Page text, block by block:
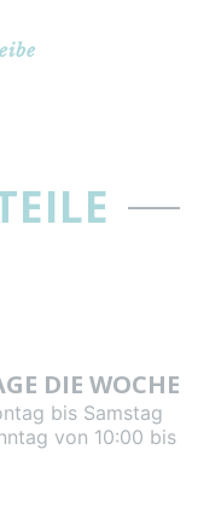
DIE WOCHE
bis Samstag
von 10:00 bis